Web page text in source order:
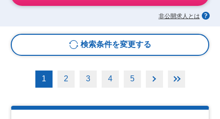
非公開求人とは
検索条件を変更する
1 2 3 4 5